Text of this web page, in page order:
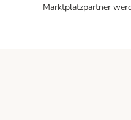
Marktplatzpartner